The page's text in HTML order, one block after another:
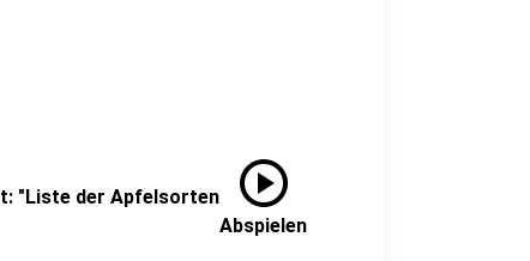
"Liste der Apfelsorten
play_circle
Abspielen